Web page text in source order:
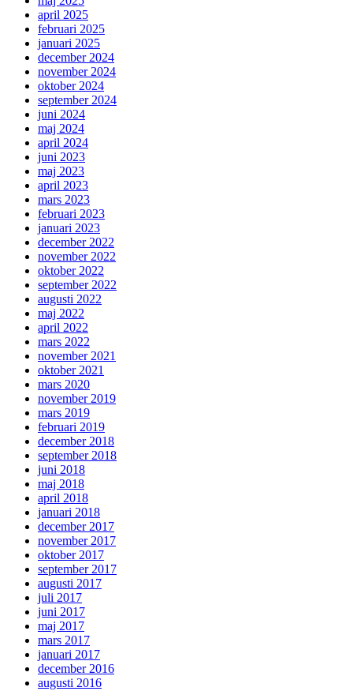
april 2025
februari 2025
januari 2025
december 2024
november 2024
oktober 2024
september 2024
juni 2024
maj 2024
april 2024
juni 2023
maj 2023
april 2023
mars 2023
februari 2023
januari 2023
december 2022
november 2022
oktober 2022
september 2022
augusti 2022
maj 2022
april 2022
mars 2022
november 2021
oktober 2021
mars 2020
november 2019
mars 2019
februari 2019
december 2018
september 2018
juni 2018
maj 2018
april 2018
januari 2018
december 2017
november 2017
oktober 2017
september 2017
augusti 2017
juli 2017
juni 2017
maj 2017
mars 2017
januari 2017
december 2016
augusti 2016